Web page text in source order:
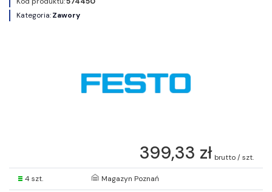
Kategoria:Zawory
399,33 zł brutto / szt.
4 szt. Magazyn Poznań